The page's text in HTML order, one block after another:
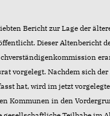
Bericht zur Lage der
Dieser Altenbericht
vorgelegt. Nachdem sich
hat, wird im jetzt
Kommunen in den